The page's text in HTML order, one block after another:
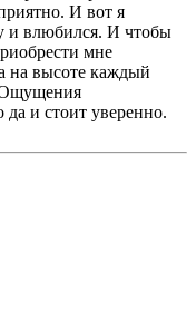
И вот я
и влюбился. И чтобы
мне
на высоте каждый
Ощущения
и стоит уверенно.